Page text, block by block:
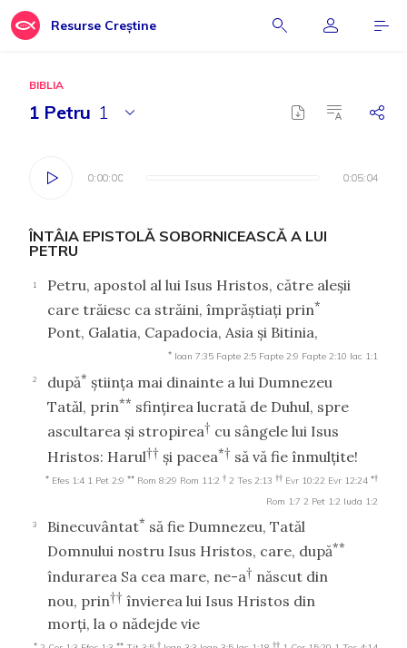
Resurse Creștine
BIBLIA
1 Petru 1
0:00:00 0:05:04
0:00:00 0:05:04
ÎNTÂIA EPISTOLĂ SOBORNICEASCĂ A LUI
PETRU
1
Petru, apostol al lui Isus Hristos, către aleşii
care trăiesc ca străini, împrăştiaţi prin*
Pont, Galatia, Capadocia, Asia şi Bitinia,
* Ioan 7:35 Fapte 2:5 Fapte 2:9 Fapte 2:10 Iac 1:1
2 după* ştiinţa mai dinainte a lui Dumnezeu
Tatăl, prin** sfinţirea lucrată de Duhul, spre
ascultarea şi stropirea† cu sângele lui Isus
Hristos: Harul†† şi pacea*† să vă fie înmulţite!
* Efes 1:4 1 Pet 2:9 ** Rom 8:29 Rom 11:2 † 2 Tes 2:13 †† Evr 10:22 Evr 12:24 *†
Rom 1:7 2 Pet 1:2 Iuda 1:2
3 Binecuvântat* să fie Dumnezeu, Tatăl
Domnului nostru Isus Hristos, care, după**
îndurarea Sa cea mare, ne-a† născut din
nou, prin†† învierea lui Isus Hristos din
morţi, la o nădejde vie
* ** † ††